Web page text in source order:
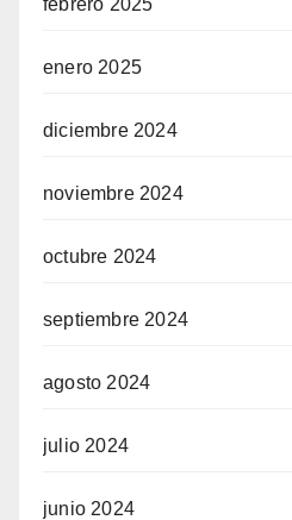
enero 2025
diciembre 2024
noviembre 2024
octubre 2024
septiembre 2024
agosto 2024
julio 2024
junio 2024